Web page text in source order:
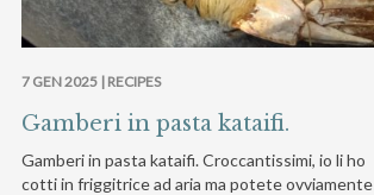
7 GEN 2025 | RECIPES
Gamberi in pasta kataifi.
Gamberi in pasta kataifi. Croccantissimi, io li ho
cotti in friggitrice ad aria ma potete ovviamente